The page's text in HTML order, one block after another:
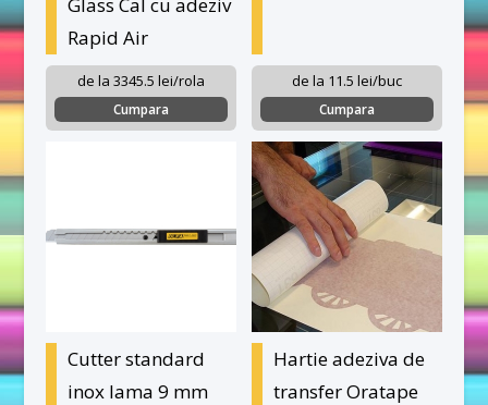
Glass Cal cu adeziv
Rapid Air
de la 3345.5 lei/rola
Cumpara
de la 11.5 lei/buc
Cumpara
Cutter standard
inox lama 9 mm
Hartie adeziva de
transfer Oratape